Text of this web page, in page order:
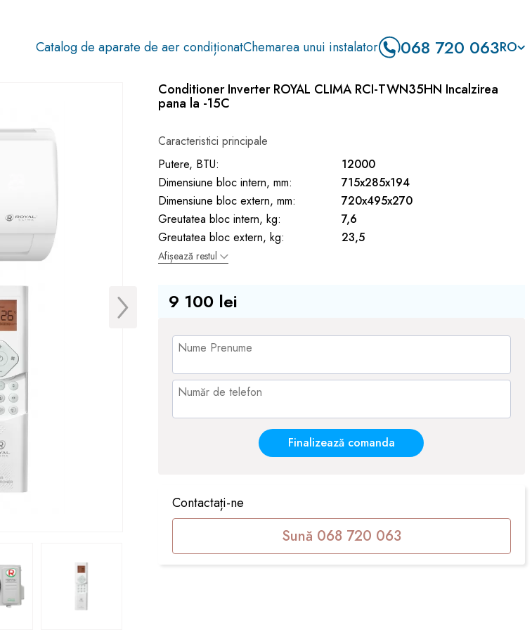
Catalog de aparate de aer condiționatChemarea unui instalator 068 720 063RO
Conditioner Inverter ROYAL CLIMA RCI-TWN35HN Incalzirea
pana la -15C
Caracteristici principale
Putere, BTU:
12000
Dimensiune bloc intern, mm:
715x285x194
Dimensiune bloc extern, mm:
720x495x270
Greutatea bloc intern, kg:
7,6
Greutatea bloc extern, kg:
23,5
Afișează restul
9 100 lei
Finalizează comanda
Contactați-ne
Sună 068 720 063